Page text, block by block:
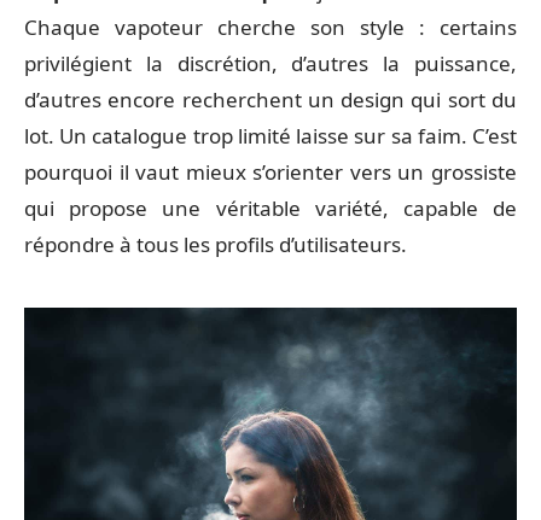
Chaque vapoteur cherche son style : certains
privilégient la discrétion, d’autres la puissance,
d’autres encore recherchent un design qui sort du
lot. Un catalogue trop limité laisse sur sa faim. C’est
pourquoi il vaut mieux s’orienter vers un grossiste
qui propose une véritable variété, capable de
répondre à tous les profils d’utilisateurs.